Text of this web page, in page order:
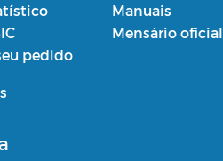
pedido
Manuais
Mensário oficial